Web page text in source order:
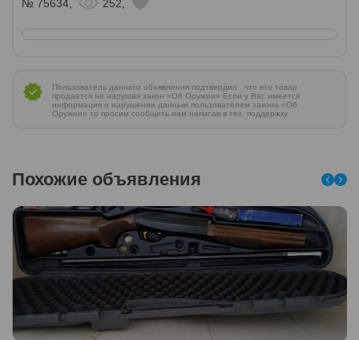
№ 75634, 252,
Пользователь данного объявления подтвердил , что его товар
продается не нарушая закон «Об Оружии» Если у Вас имеется
информация о нарушении данным пользователем закона «Об
Оружии» то просим сообщить нам написав в тех. поддержку
Похожие объявления